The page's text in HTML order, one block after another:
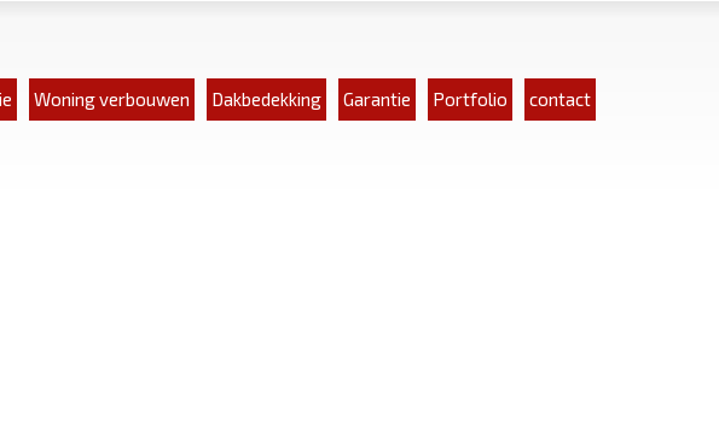
Woning verbouwen Dakbedekking Garantie Portfolio contact